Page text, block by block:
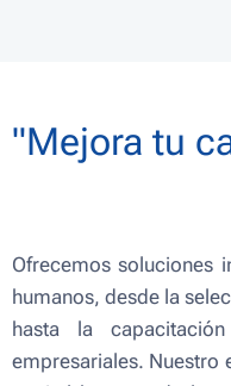
"Mejora tu
Ofrecemos soluciones
humanos, desde la
hasta la
empresariales. Nuestro